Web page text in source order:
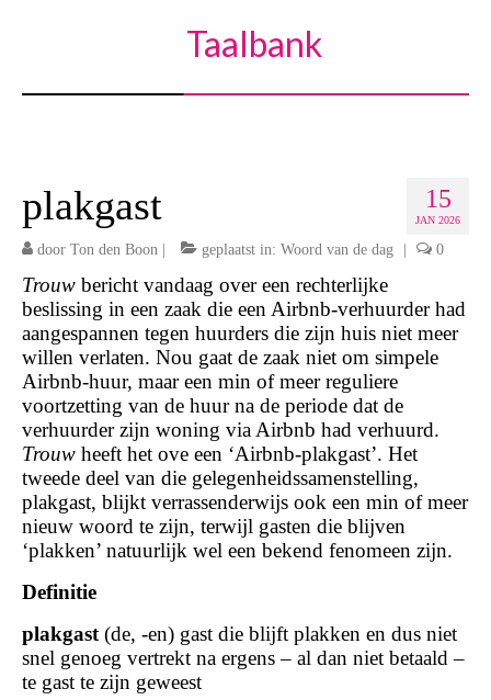
Taalbank
15
JAN 2026
plakgast
door Ton den Boon geplaatst in: Woord van de dag 0
Trouw bericht vandaag over een rechterlijke
beslissing in een zaak die een Airbnb-verhuurder had
aangespannen tegen huurders die zijn huis niet meer
willen verlaten. Nou gaat de zaak niet om simpele
Airbnb-huur, maar een min of meer reguliere
voortzetting van de huur na de periode dat de
verhuurder zijn woning via Airbnb had verhuurd.
Trouw heeft het ove een ‘Airbnb-plakgast’. Het
tweede deel van die gelegenheidssamenstelling,
plakgast, blijkt verrassenderwijs ook een min of meer
nieuw woord te zijn, terwijl gasten die blijven
‘plakken’ natuurlijk wel een bekend fenomeen zijn.
Definitie
plakgast (de, -en) gast die blijft plakken en dus niet
snel genoeg vertrekt na ergens – al dan niet betaald –
te gast te zijn geweest